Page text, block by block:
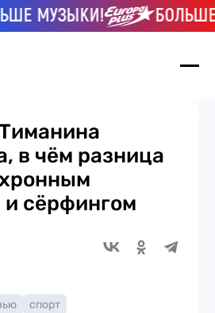
БОЛЬШЕ
в чём разница
сёрфингом
спорт